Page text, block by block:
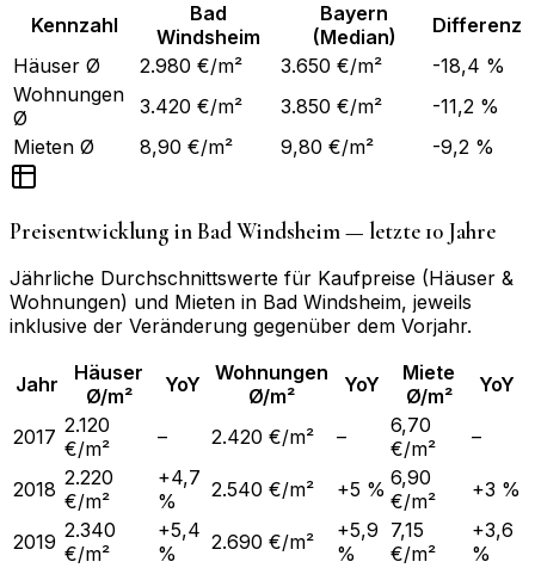
Kennzahl
Bad
Windsheim
Bayern
(Median)
Differenz
Häuser Ø
2.980 €/m² 3.650 €/m²
-18,4 %
Wohnungen
Ø
3.420 €/m² 3.850 €/m²
-11,2 %
Mieten Ø
8,90 €/m² 9,80 €/m² -9,2 %
Preisentwicklung inBad Windsheim— letzte 10 Jahre
Jährliche Durchschnittswerte für Kaufpreise (Häuser &
Wohnungen) und Mieten in Bad Windsheim, jeweils
inklusive der Veränderung gegenüber dem Vorjahr.
Jahr
Häuser
Ø/m²
YoY
Wohnungen
Ø/m²
YoY
Miete
Ø/m²
YoY
2017 2.120
€/m²
– 2.420 €/m² –
6,70
€/m²
–
2018 2.220
€/m²
+4,7
%
2.540 €/m² +5 % 6,90
€/m²
+3 %
2019 2.340
€/m²
+5,4
%
2.690 €/m²
+5,9
%
7,15
€/m²
+3,6
%